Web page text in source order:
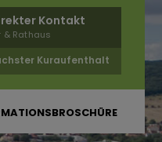
Kontakt
& Rathaus
Kuraufenthalt